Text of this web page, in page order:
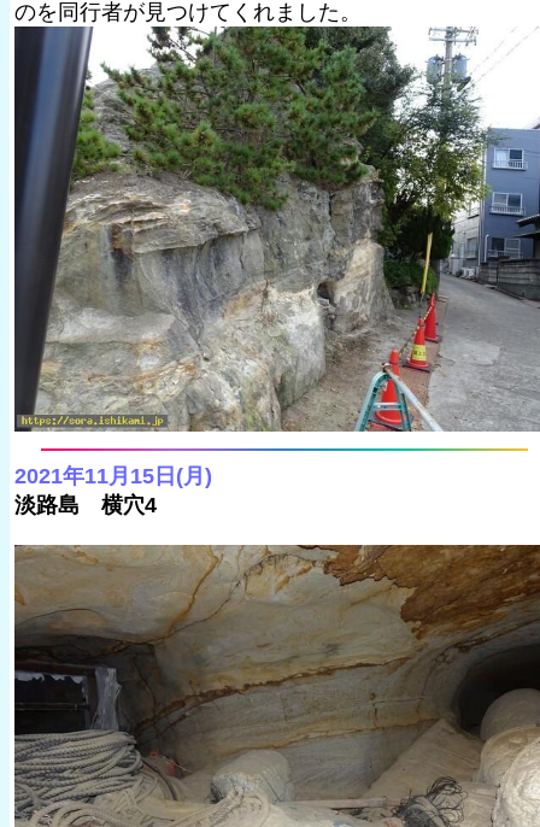
のを同行者が見つけてくれました。
2021年11月15日(月)
淡路島 横穴4